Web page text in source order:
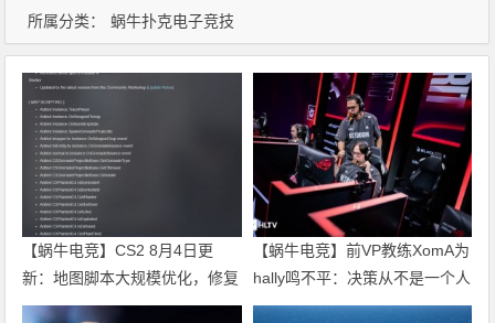
所属分类： 蜗牛扑克电子竞技
【蜗牛电竞】CS2 8月4日更
新：地图脚本大规模优化，修复
投掷物穿模BUG【EV扑克小游
【蜗牛电竞】前VP教练XomA为
hally鸣不平：决策从不是一个人
说了算【EV扑克小游戏官网】